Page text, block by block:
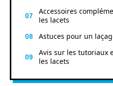
Accessoires
les lacets
Astuces pour un
Avis sur les tutoriaux
les lacets